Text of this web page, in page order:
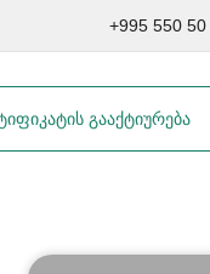
+995 550
ᲒᲐᲐᲥᲢᲘᲣᲠᲔᲑᲐ